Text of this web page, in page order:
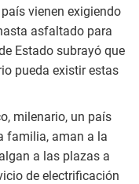
vienen exigiendo
asfaltado para
Estado subrayó que
pueda existir estas
milenario, un país
familia, aman a la
a las plazas a
de electrificación